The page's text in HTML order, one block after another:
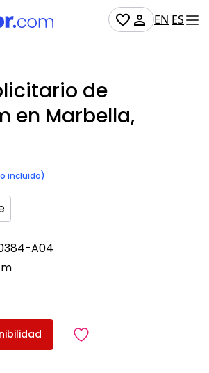
EN ES
de
en Marbella,
incluido)
A04